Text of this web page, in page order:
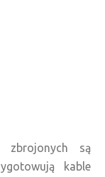
zbrojonych są
kable